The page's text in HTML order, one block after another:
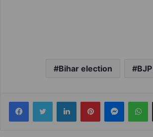
Bihar election
FacebookTwitter LinkedInPinterest